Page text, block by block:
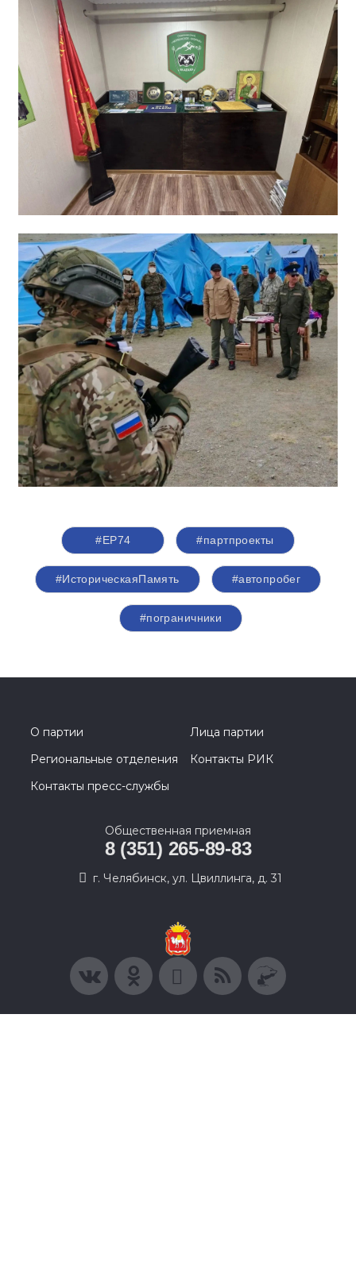
#ЕР74 #партпроекты
#ИсторическаяПамять #автопробег
#пограничники
О партии
Лица партии
Региональные отделения
Контакты РИК
Контакты пресс-службы
Общественная приемная
8 (351) 265-89-83
г. Челябинск, ул. Цвиллинга, д. 31